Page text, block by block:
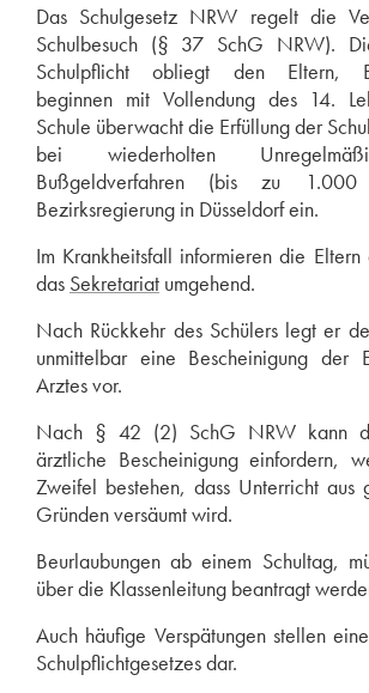
Das Schulgesetz NRW regelt die
Schulbesuch (§ 37 SchG NRW).
Schulpflicht obliegt den Eltern,
beginnen mit Vollendung des 14.
Schule überwacht die Erfüllung der
bei wiederholten
Bußgeldverfahren (bis zu
Bezirksregierung in Düsseldorf ein.
Im Krankheitsfall informieren die
das Sekretariat umgehend.
Nach Rückkehr des Schülers legt er
unmittelbar eine Bescheinigung der
Arztes vor.
Nach § 42 (2) SchG NRW kann
ärztliche Bescheinigung einfordern,
Zweifel bestehen, dass Unterricht aus
Gründen versäumt wird.
Beurlaubungen ab einem Schultag,
über die Klassenleitung beantragt
Auch häufige Verspätungen stellen
Schulpflichtgesetzes dar.